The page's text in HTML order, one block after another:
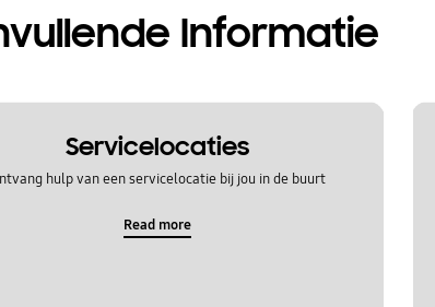
Informatie
Servicelocaties
hulp van een servicelocatie bij jou in de buurt
Read more